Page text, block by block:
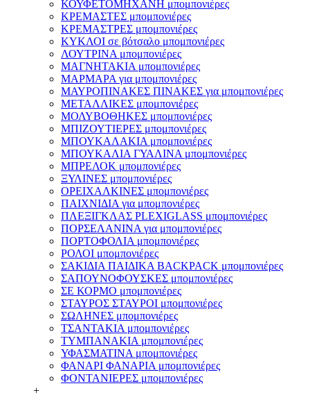
ΚΟΥΦΕΤΟΜΗΧΑΝΗ μπομπονιέρες
ΚΡΕΜΑΣΤΕΣ μπομπονιέρες
ΚΡΕΜΑΣΤΡΕΣ μπομπονιέρες
ΚΥΚΛΟΙ σε βότσαλο μπομπονιέρες
ΛΟΥΤΡΙΝΑ μπομπονιέρες
ΜΑΓΝΗΤΑΚΙΑ μπομπονιέρες
ΜΑΡΜΑΡΑ για μπομπονιέρες
ΜΑΥΡΟΠΙΝΑΚΕΣ ΠΙΝΑΚΕΣ για μπομπονιέρες
ΜΕΤΑΛΛΙΚΕΣ μπομπονιέρες
ΜΟΛΥΒΟΘΗΚΕΣ μπομπονιέρες
ΜΠΙΖΟΥΤΙΕΡΕΣ μπομπονιέρες
ΜΠΟΥΚΑΛΑΚΙΑ μπομπονιέρες
ΜΠΟΥΚΑΛΙΑ ΓΥΑΛΙΝΑ μπομπονιέρες
ΜΠΡΕΛΟΚ μπομπονιέρες
ΞΥΛΙΝΕΣ μπομπονιέρες
ΟΡΕΙΧΑΛΚΙΝΕΣ μπομπονιέρες
ΠΑΙΧΝΙΔΙΑ για μπομπονιέρες
ΠΛΕΞΙΓΚΛΑΣ PLEXIGLASS μπομπονιέρες
ΠΟΡΣΕΛΑΝΙΝΑ για μπομπονιέρες
ΠΟΡΤΟΦΟΛΙΑ μπομπονιέρες
ΡΟΛΟΙ μπομπονιέρες
ΣΑΚΙΔΙΑ ΠΑΙΔΙΚΑ BACKPACK μπομπονιέρες
ΣΑΠΟΥΝΟΦΟΥΣΚΕΣ μπομπονιέρες
ΣΕ ΚΟΡΜΟ μπομπονιέρες
ΣΤΑΥΡΟΣ ΣΤΑΥΡΟΙ μπομπονιέρες
ΣΩΛΗΝΕΣ μπομπονιέρες
ΤΣΑΝΤΑΚΙΑ μπομπονιέρες
ΤΥΜΠΑΝΑΚΙΑ μπομπονιέρες
ΥΦΑΣΜΑΤΙΝΑ μπομπονιέρες
ΦΑΝΑΡΙ ΦΑΝΑΡΙΑ μπομπονιέρες
ΦΟΝΤΑΝΙΕΡΕΣ μπομπονιέρες
+